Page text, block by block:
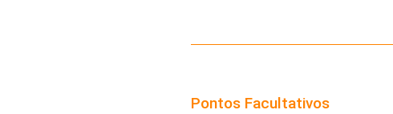
Pontos Facultativos